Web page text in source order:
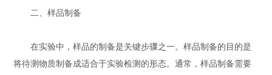
二、样品制备
在实验中，样品的制备是关键步骤之一。样品制备的目的是
将待测物质制备成适合于实验检测的形态。通常，样品制备需要